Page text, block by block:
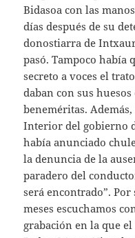
Bidasoa con las
días después de su
donostiarra de
pasó. Tampoco había
secreto a voces el
daban con sus
beneméritas.
Interior del gobierno
había anunciado
la denuncia de la
paradero del
será encontrado”.
meses escuchamos
grabación en la que